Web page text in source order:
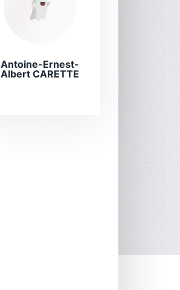
Antoine-Ernest-
Albert CARETTE